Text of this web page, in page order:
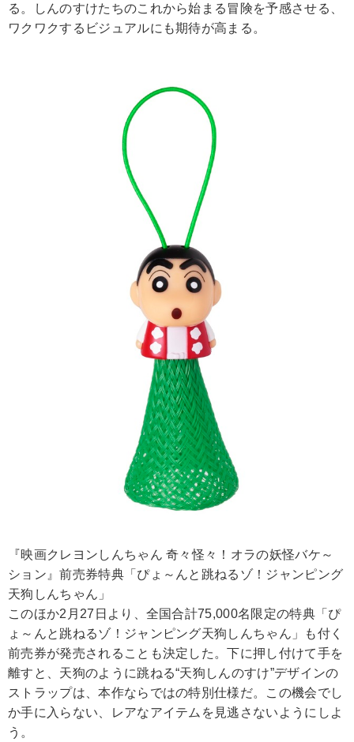
る。しんのすけたちのこれから始まる冒険を予感させる、
ワクワクするビジュアルにも期待が高まる。
『映画クレヨンしんちゃん 奇々怪々！オラの妖怪バケ～
ション』前売券特典「ぴょ～んと跳ねるゾ！ジャンピング
天狗しんちゃん」
このほか2月27日より、全国合計75,000名限定の特典「ぴ
ょ～んと跳ねるゾ！ジャンピング天狗しんちゃん」も付く
前売券が発売されることも決定した。下に押し付けて手を
離すと、天狗のように跳ねる“天狗しんのすけ”デザインの
ストラップは、本作ならではの特別仕様だ。この機会でし
か手に入らない、レアなアイテムを見逃さないようにしよ
う。